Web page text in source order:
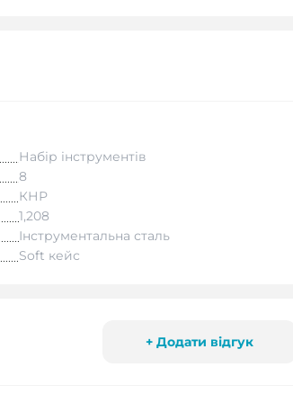
Набір інструментів
8
КНР
1,208
Інструментальна сталь
Soft кейс
+ Додати відгук